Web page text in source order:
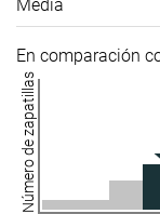
Media
En comparación
Número de zapatillas